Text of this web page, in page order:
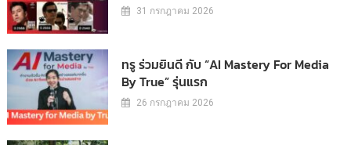
31 กรกฎาคม 2026
ทรู ร่วมยินดี กับ “AI Mastery For Media
By True” รุ่นแรก
26 กรกฎาคม 2026